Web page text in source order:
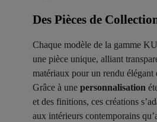
Des Pièces de
Chaque modèle de la gamme
une pièce unique, alliant
matériaux pour un rendu élégant
Grâce à une personnalisation
et des finitions, ces créations
aux intérieurs contemporains